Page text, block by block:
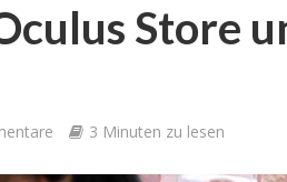
Store
3 Minuten zu lesen